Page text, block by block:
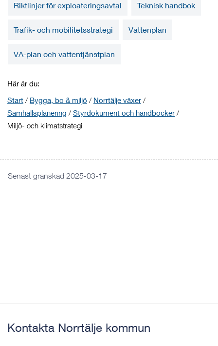
Riktlinjer för exploateringsavtal Teknisk handbok
Trafik- och mobilitetsstrategi Vattenplan
VA-plan och vattentjänstplan
Här är du:
Start / Bygga, bo & miljö / Norrtälje växer /
Samhällsplanering / Styrdokument och handböcker /
Miljö- och klimatstrategi
Senast granskad 2025-03-17
Kontakta Norrtälje kommun